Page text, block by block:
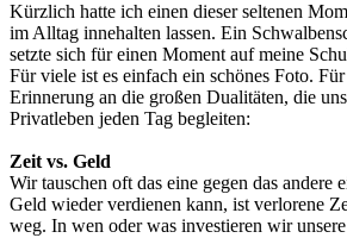
Kürzlich hatte ich einen dieser seltenen
im Alltag innehalten lassen. Ein
setzte sich für einen Moment auf meine
Für viele ist es einfach ein schönes Foto.
Erinnerung an die großen Dualitäten, die
Privatleben jeden Tag begleiten:
Zeit vs. Geld
Wir tauschen oft das eine gegen das andere
Geld wieder verdienen kann, ist verlorene
weg. In wen oder was investieren wir